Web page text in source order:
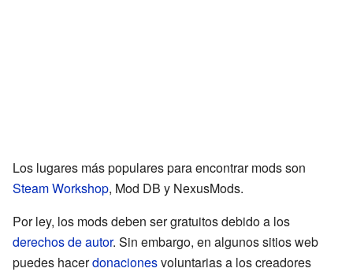
Los lugares más populares para encontrar mods son
Steam Workshop, Mod DB y NexusMods.
Por ley, los mods deben ser gratuitos debido a los
derechos de autor. Sin embargo, en algunos sitios web
puedes hacerdonacionesvoluntarias a los creadores